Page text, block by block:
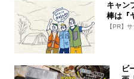
キャン
棒は『
【PR】
ビ